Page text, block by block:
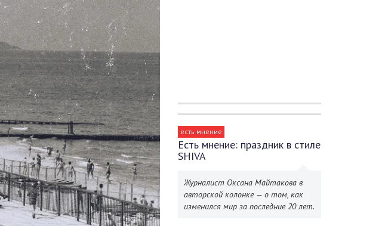
есть мнение
Есть мнение: праздник в стиле
SHIVA
Журналист Оксана Майтакова в
авторской колонке — о том, как
изменился мир за последние 20 лет.